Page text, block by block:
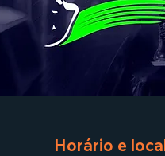
Horário e